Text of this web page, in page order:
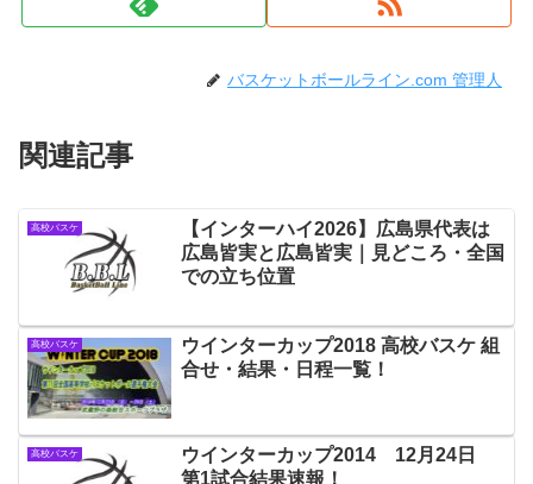
バスケットボールライン.com 管理人
関連記事
高校バスケ
【インターハイ2026】広島県代表は
広島皆実と広島皆実｜見どころ・全国
での立ち位置
高校バスケ
ウインターカップ2018 高校バスケ 組
合せ・結果・日程一覧！
高校バスケ
ウインターカップ2014 12月24日
第1試合結果速報！